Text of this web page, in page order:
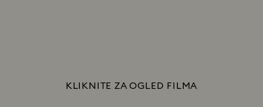
KLIKNITE ZA OGLED FILMA